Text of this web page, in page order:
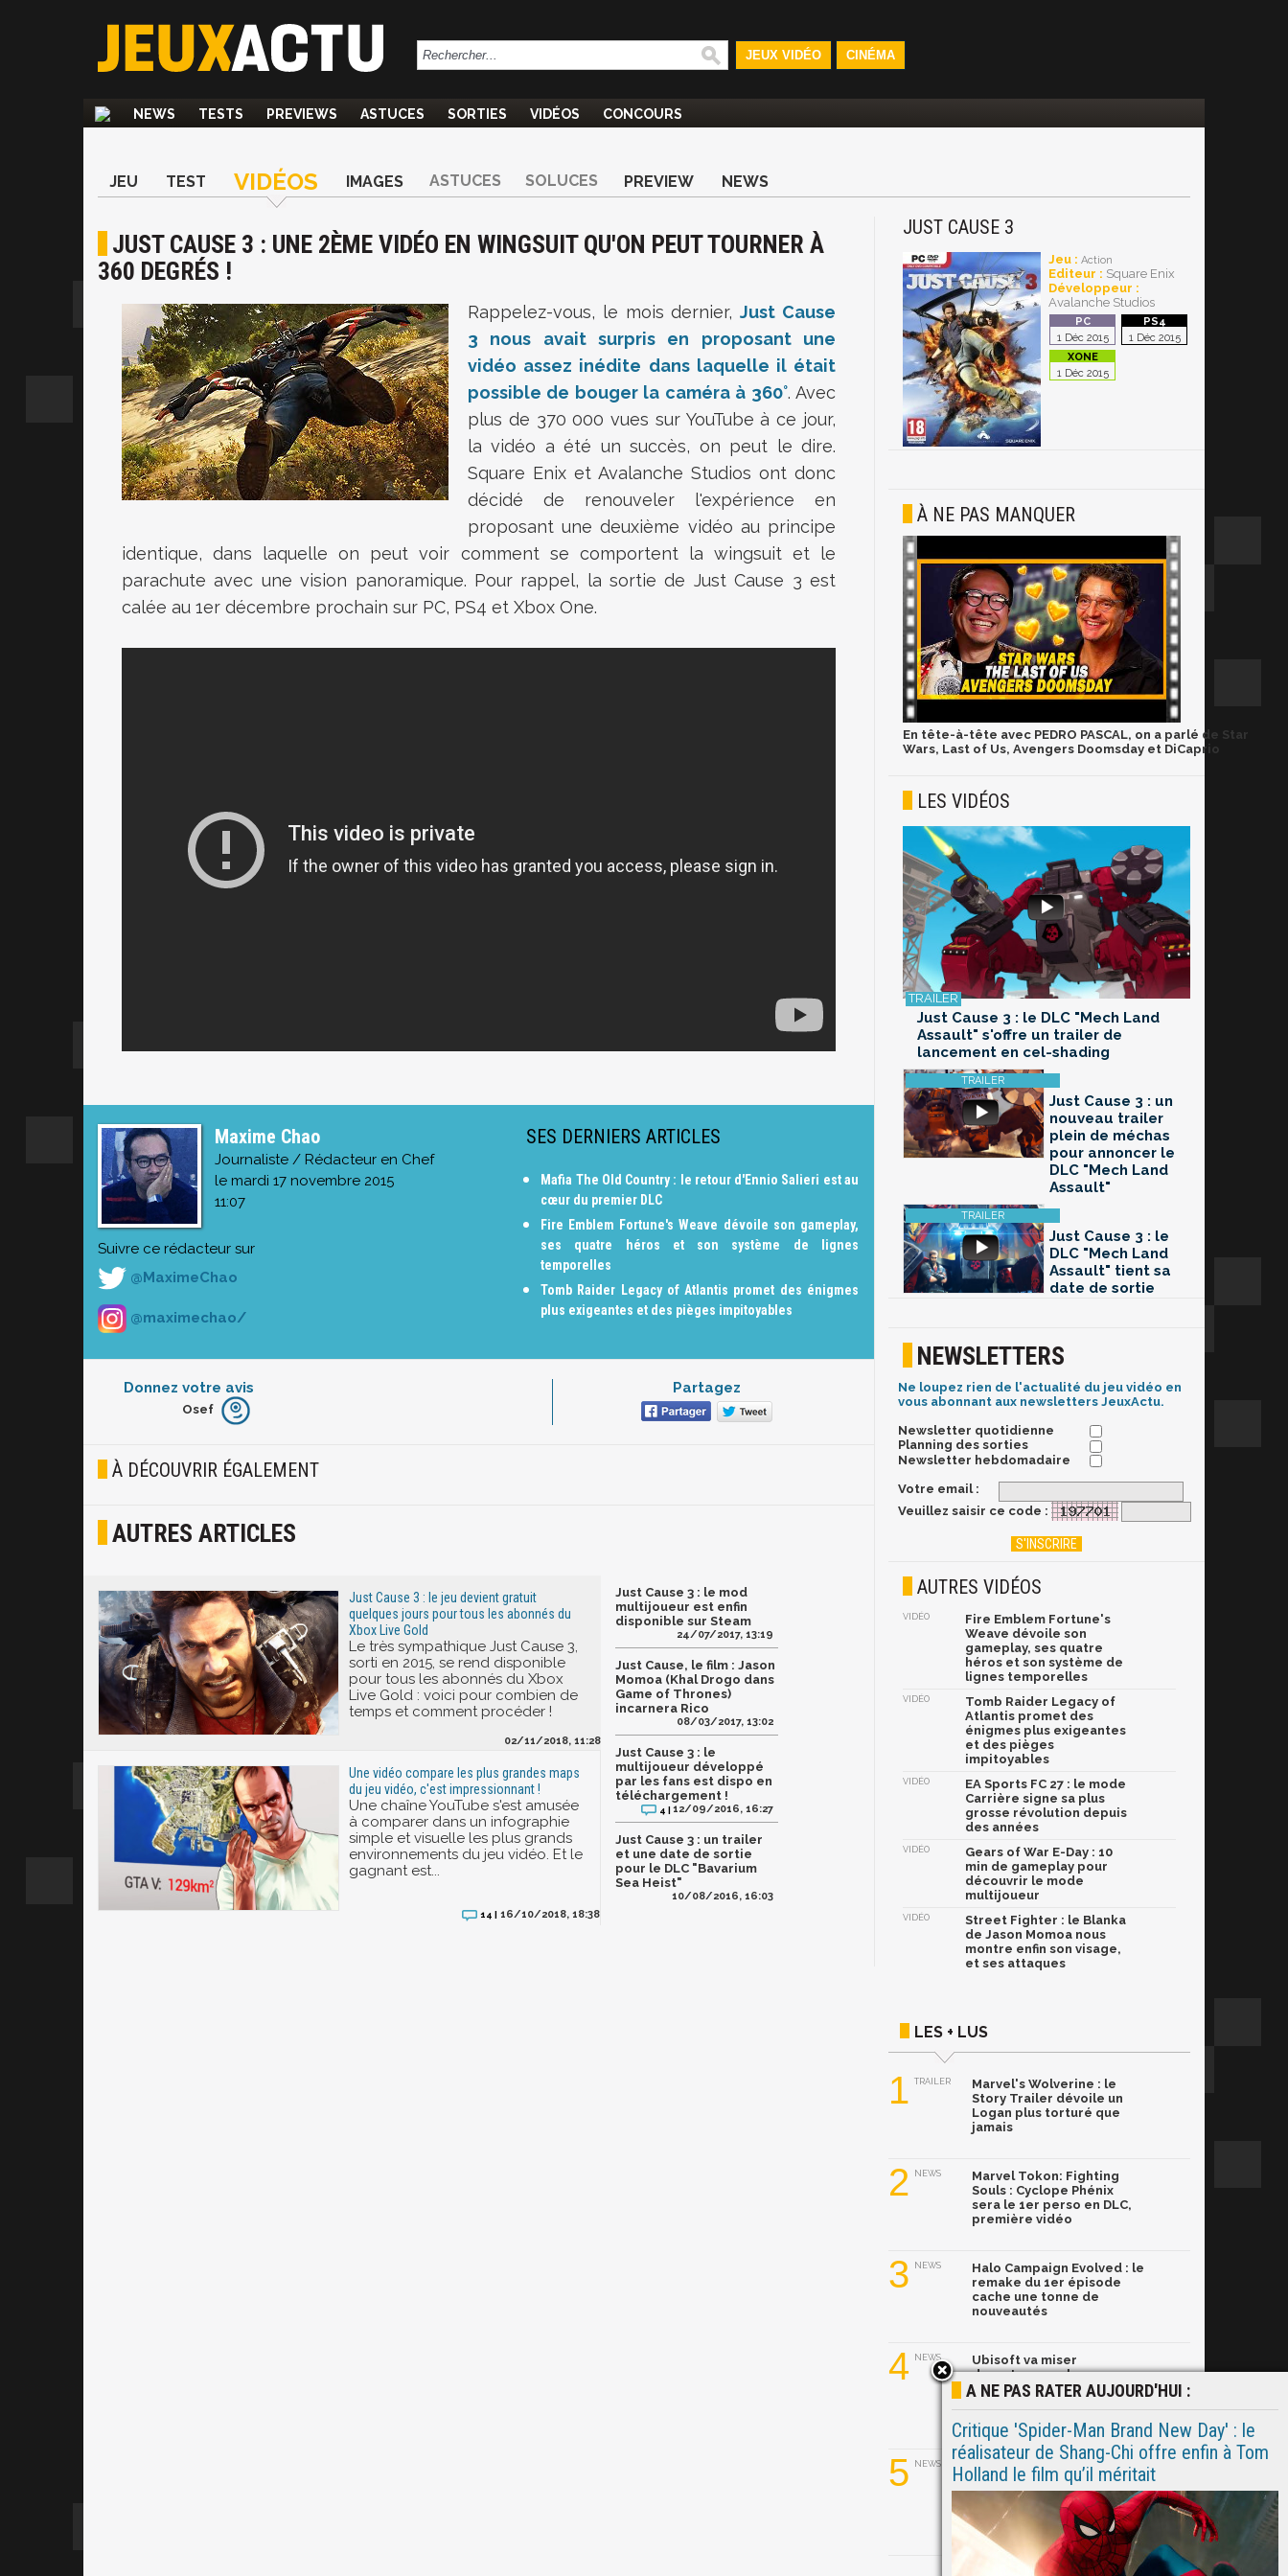
JEUX VIDÉO CINÉMA
NEWS TESTS PREVIEWS ASTUCES SORTIES VIDÉOS CONCOURS
JEU TEST VIDÉOS IMAGES ASTUCES SOLUCES PREVIEW NEWS
JUST CAUSE 3 : UNE 2ÈME VIDÉO EN WINGSUIT QU'ON PEUT TOURNER À
360 DEGRÉS !
Rappelez-vous, le mois dernier,Just Cause
3 nous avait surpris en proposant une
vidéo assez inédite dans laquelle il était
possible de bouger la caméra à 360°. Avec
plus de 370 000 vues sur YouTube à ce jour,
la vidéo a été un succès, on peut le dire.
Square Enix et Avalanche Studios ont donc
décidé de renouveler l'expérience en
proposant une deuxième vidéo au principe
identique, dans laquelle on peut voir comment se comportent la wingsuit et le
parachute avec une vision panoramique. Pour rappel, la sortie de Just Cause 3 est
calée au 1er décembre prochain sur PC, PS4 et Xbox One.
Maxime Chao
Journaliste / Rédacteur en Chef
le mardi 17 novembre 2015
11:07
Suivre ce rédacteur sur
@MaximeChao
@maximechao/
SES DERNIERS ARTICLES
Mafia The Old Country : le retour d'Ennio Salieri est au
cœur du premier DLC
Fire Emblem Fortune's Weave dévoile son gameplay,
ses quatre héros et son système de lignes
temporelles
Tomb Raider Legacy of Atlantis promet des énigmes
plus exigeantes et des pièges impitoyables
Donnez votre avis
Furieux
Joyeux
Osef
Partagez
À DÉCOUVRIR ÉGALEMENT
AUTRES ARTICLES
Just Cause 3 : le jeu devient gratuit
quelques jours pour tous les abonnés du
Xbox Live Gold
Le très sympathique Just Cause 3,
sorti en 2015, se rend disponible
pour tous les abonnés du Xbox
Live Gold : voici pour combien de
temps et comment procéder !
02/11/2018, 11:28
Une vidéo compare les plus grandes maps
du jeu vidéo, c'est impressionnant !
Une chaîne YouTube s'est amusée
à comparer dans un infographie
simple et visuelle les plus grands
environnements du jeu vidéo. Et le
gagnant est...
14 | 16/10/2018, 18:38
Just Cause 3 : le mod
multijoueur est enfin
disponible sur Steam
24/07/2017, 13:19
Just Cause, le film : Jason
Momoa (Khal Drogo dans
Game of Thrones)
incarnera Rico
08/03/2017, 13:02
Just Cause 3 : le
multijoueur développé
par les fans est dispo en
téléchargement !
4 |12/09/2016, 16:27
Just Cause 3 : un trailer
et une date de sortie
pour le DLC "Bavarium
Sea Heist"
10/08/2016, 16:03
JUST CAUSE 3
Jeu : Action
Editeur : Square Enix
Développeur :
Avalanche Studios
1 Déc 2015 1 Déc 2015
1 Déc 2015
À NE PAS MANQUER
En tête-à-tête avec PEDRO PASCAL, on a parlé de Star
Wars, Last of Us, Avengers Doomsday et DiCaprio
LES VIDÉOS
Just Cause 3 : le DLC "Mech Land
Assault" s'offre un trailer de
lancement en cel-shading
Just Cause 3 : un
nouveau trailer
plein de méchas
pour annoncer le
DLC "Mech Land
Assault"
Just Cause 3 : le
DLC "Mech Land
Assault" tient sa
date de sortie
NEWSLETTERS
Ne loupez rien de l'actualité du jeu vidéo en
vous abonnant aux newsletters JeuxActu.
Newsletter quotidienne
Planning des sorties
Newsletter hebdomadaire
Votre email :
Veuillez saisir ce code :
AUTRES VIDÉOS
VIDÉO
Fire Emblem Fortune's
Weave dévoile son
gameplay, ses quatre
héros et son système de
lignes temporelles
VIDÉO
Tomb Raider Legacy of
Atlantis promet des
énigmes plus exigeantes
et des pièges
impitoyables
VIDÉO
EA Sports FC 27 : le mode
Carrière signe sa plus
grosse révolution depuis
des années
VIDÉO
Gears of War E-Day : 10
min de gameplay pour
découvrir le mode
multijoueur
VIDÉO
Street Fighter : le Blanka
de Jason Momoa nous
montre enfin son visage,
et ses attaques
LES + LUS
1 TRAILER
Marvel's Wolverine : le
Story Trailer dévoile un
Logan plus torturé que
jamais
2 NEWS
Marvel Tokon: Fighting
Souls : Cyclope Phénix
sera le 1er perso en DLC,
première vidéo
3 NEWS
Halo Campaign Evolved : le
remake du 1er épisode
cache une tonne de
nouveautés
4 NEWS
Ubisoft va miser
davantage sur les
remakes, jugés plus
5 NEWS
Mauvaise nouvelle pour
les fans de Tomb Raider,
l'épisode "Catalyst" est
repoussé à 2028 !
A NE PAS RATER AUJOURD'HUI :
Critique 'Spider-Man Brand New Day' : le
réalisateur de Shang-Chi offre enfin à Tom
Holland le film qu’il méritait